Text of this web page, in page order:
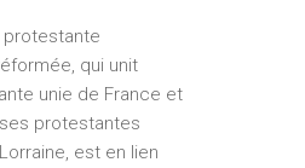
protestante
qui unit
unie de France et
protestantes
est en lien